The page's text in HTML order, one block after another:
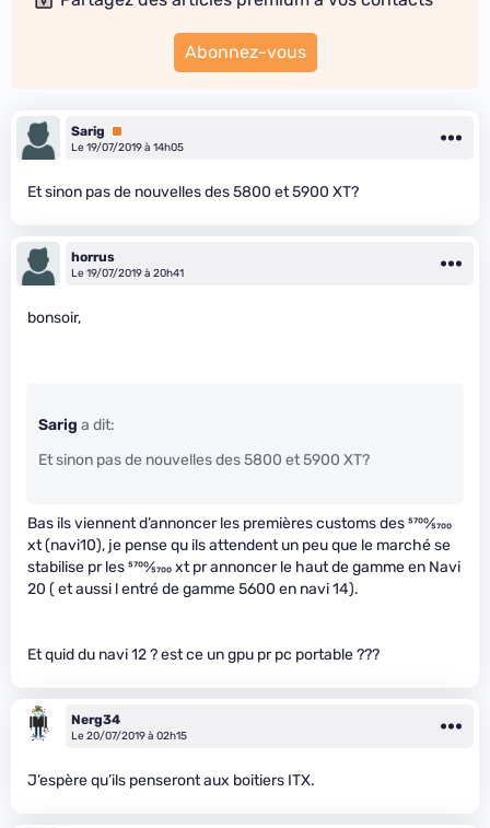
Abonnez-vous
Sarig
Premium
Le 19/07/2019 à 14h05
Et sinon pas de nouvelles des 5800 et 5900 XT?
horrus
Le 19/07/2019 à 20h41
bonsoir,
Sarig a dit:
Et sinon pas de nouvelles des 5800 et 5900 XT?
Bas ils viennent d’annoncer les premières customs des5700⁄5700
xt (navi10), je pense qu ils attendent un peu que le marché se
stabilise pr les5700⁄5700xt pr annoncer le haut de gamme en Navi
20 ( et aussi l entré de gamme 5600 en navi 14).
Et quid du navi 12 ? est ce un gpu pr pc portable ???
Nerg34
Le 20/07/2019 à 02h15
J’espère qu’ils penseront aux boitiers ITX.